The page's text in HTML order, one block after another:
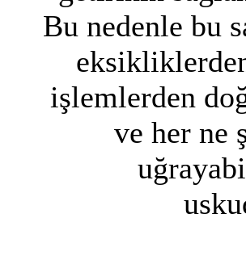
Bu nedenle bu
işlemlerden
ve her ne